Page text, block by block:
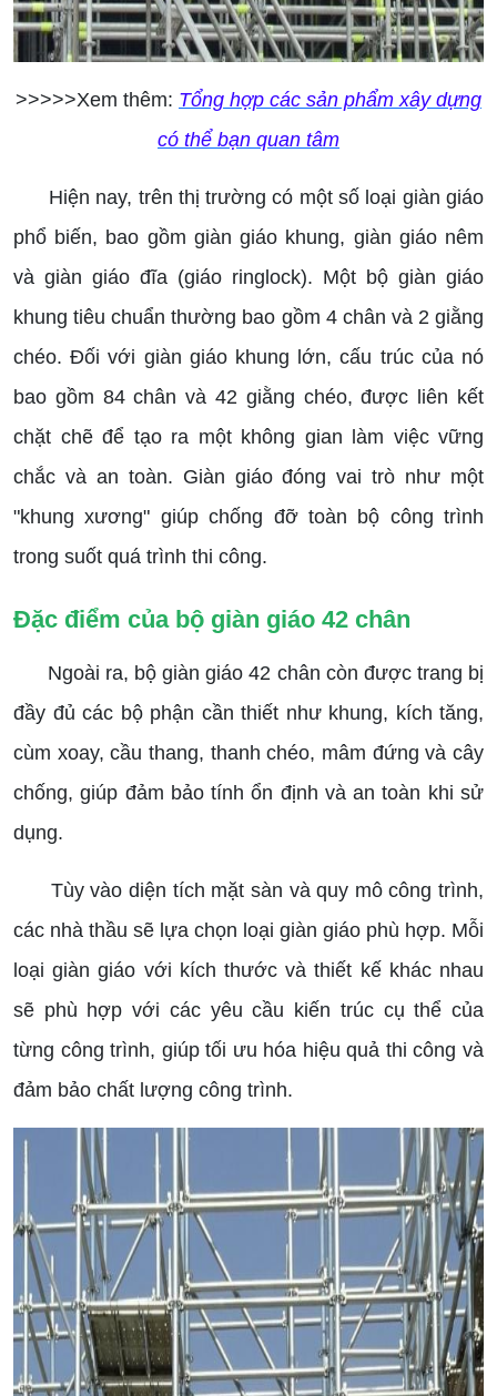
>>>>>Xem thêm: Tổng hợp các sản phẩm xây dựng
có thể bạn quan tâm
Hiện nay, trên thị trường có một số loại giàn giáo
phổ biến, bao gồm giàn giáo khung, giàn giáo nêm
và giàn giáo đĩa (giáo ringlock). Một bộ giàn giáo
khung tiêu chuẩn thường bao gồm 4 chân và 2 giằng
chéo. Đối với giàn giáo khung lớn, cấu trúc của nó
bao gồm 84 chân và 42 giằng chéo, được liên kết
chặt chẽ để tạo ra một không gian làm việc vững
chắc và an toàn. Giàn giáo đóng vai trò như một
"khung xương" giúp chống đỡ toàn bộ công trình
trong suốt quá trình thi công.
Đặc điểm của bộ giàn giáo 42 chân
Ngoài ra, bộ giàn giáo 42 chân còn được trang bị
đầy đủ các bộ phận cần thiết như khung, kích tăng,
cùm xoay, cầu thang, thanh chéo, mâm đứng và cây
chống, giúp đảm bảo tính ổn định và an toàn khi sử
dụng.
Tùy vào diện tích mặt sàn và quy mô công trình,
các nhà thầu sẽ lựa chọn loại giàn giáo phù hợp. Mỗi
loại giàn giáo với kích thước và thiết kế khác nhau
sẽ phù hợp với các yêu cầu kiến trúc cụ thể của
từng công trình, giúp tối ưu hóa hiệu quả thi công và
đảm bảo chất lượng công trình.